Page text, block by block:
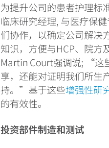
为提升公司的患者护理标
临床研究经理, 与医疗保
们协作，以确定公司解决
知识，方便与HCP、院方
Martin Court强调说; “这
享，还能对证明我们所生
持。”基于这些增强性研
的有效性。
投资部件制造和测试